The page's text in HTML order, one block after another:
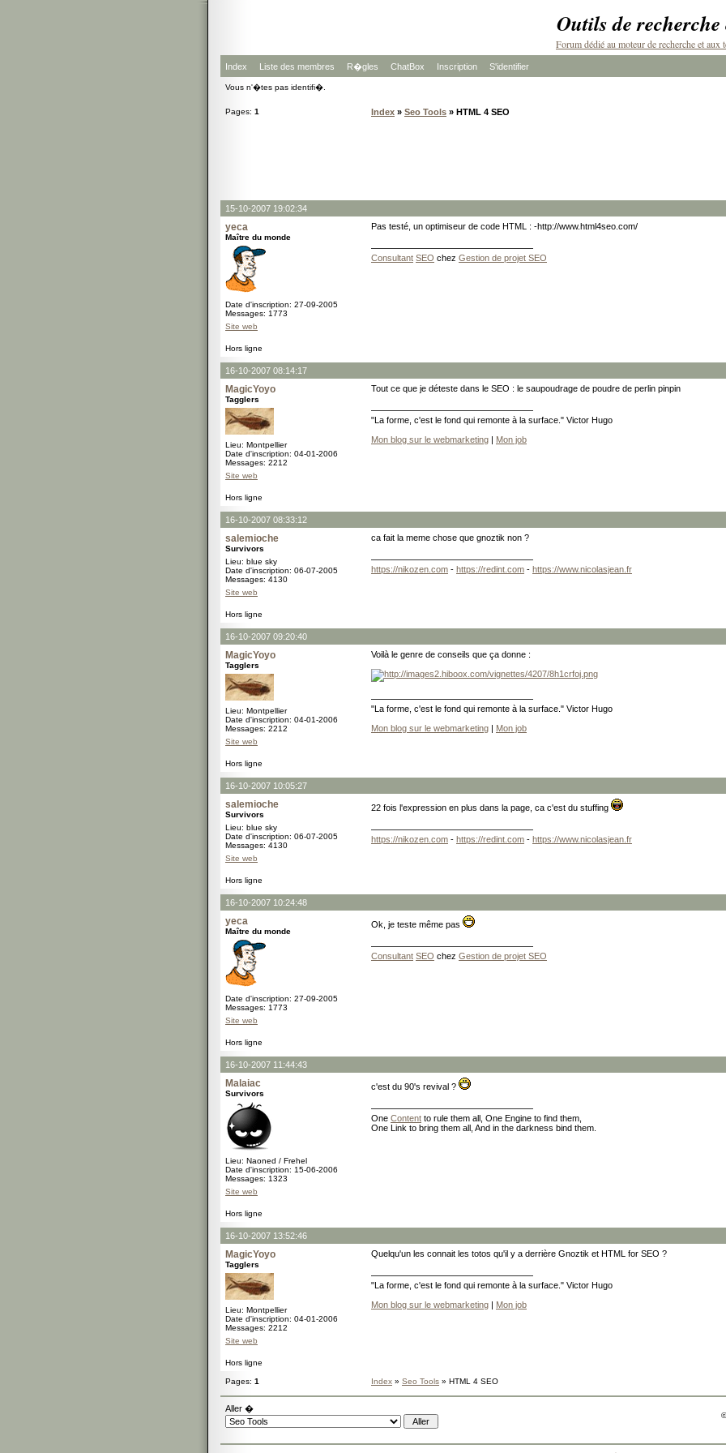
Outils de
Forum dédié au moteur de recherche et aux
Index Liste des membres R�gles ChatBox Inscription S'identifier
Vous n'�tes pas identifi�.
Pages: 1 Index » Seo Tools » HTML 4 SEO
15-10-2007 19:02:34
yeca
Maître du monde
Date d'inscription: 27-09-2005
Messages: 1773
Site web
Pas testé, un optimiseur de code HTML : -http://www.html4seo.com/
Consultant SEO chez Gestion de projet SEO
Hors ligne
16-10-2007 08:14:17
MagicYoyo
Tagglers
Lieu: Montpellier
Date d'inscription: 04-01-2006
Messages: 2212
Site web
Tout ce que je déteste dans le SEO : le saupoudrage de poudre de perlin pinpin
"La forme, c'est le fond qui remonte à la surface." Victor Hugo
Mon blog sur le webmarketing | Mon job
Hors ligne
16-10-2007 08:33:12
salemioche
Survivors
Lieu: blue sky
Date d'inscription: 06-07-2005
Messages: 4130
Site web
ca fait la meme chose que gnoztik non ?
https://nikozen.com - https://redint.com - https://www.nicolasjean.fr
Hors ligne
16-10-2007 09:20:40
MagicYoyo
Tagglers
Lieu: Montpellier
Date d'inscription: 04-01-2006
Messages: 2212
Site web
Voilà le genre de conseils que ça donne :
"La forme, c'est le fond qui remonte à la surface." Victor Hugo
Mon blog sur le webmarketing | Mon job
Hors ligne
16-10-2007 10:05:27
salemioche
Survivors
Lieu: blue sky
Date d'inscription: 06-07-2005
Messages: 4130
Site web
22 fois l'expression en plus dans la page, ca c'est du stuffing
https://nikozen.com - https://redint.com - https://www.nicolasjean.fr
Hors ligne
16-10-2007 10:24:48
yeca
Maître du monde
Date d'inscription: 27-09-2005
Messages: 1773
Site web
Ok, je teste même pas
Consultant SEO chez Gestion de projet SEO
Hors ligne
16-10-2007 11:44:43
Malaiac
Survivors
Lieu: Naoned / Frehel
Date d'inscription: 15-06-2006
Messages: 1323
Site web
c'est du 90's revival ?
One Content to rule them all, One Engine to find them,
One Link to bring them all, And in the darkness bind them.
Hors ligne
16-10-2007 13:52:46
MagicYoyo
Tagglers
Lieu: Montpellier
Date d'inscription: 04-01-2006
Messages: 2212
Site web
Quelqu'un les connait les totos qu'il y a derrière Gnoztik et HTML for SEO ?
"La forme, c'est le fond qui remonte à la surface." Victor Hugo
Mon blog sur le webmarketing | Mon job
Hors ligne
Pages: 1 Index » Seo Tools » HTML 4 SEO
Aller �